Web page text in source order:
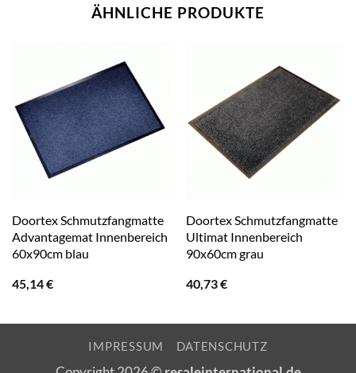
ÄHNLICHE PRODUKTE
Doortex Schmutzfangmatte
Advantagemat Innenbereich
60x90cm blau
45,14€
Doortex Schmutzfangmatte
Ultimat Innenbereich
90x60cm grau
40,73€
IMPRESSUM DATENSCHUTZ